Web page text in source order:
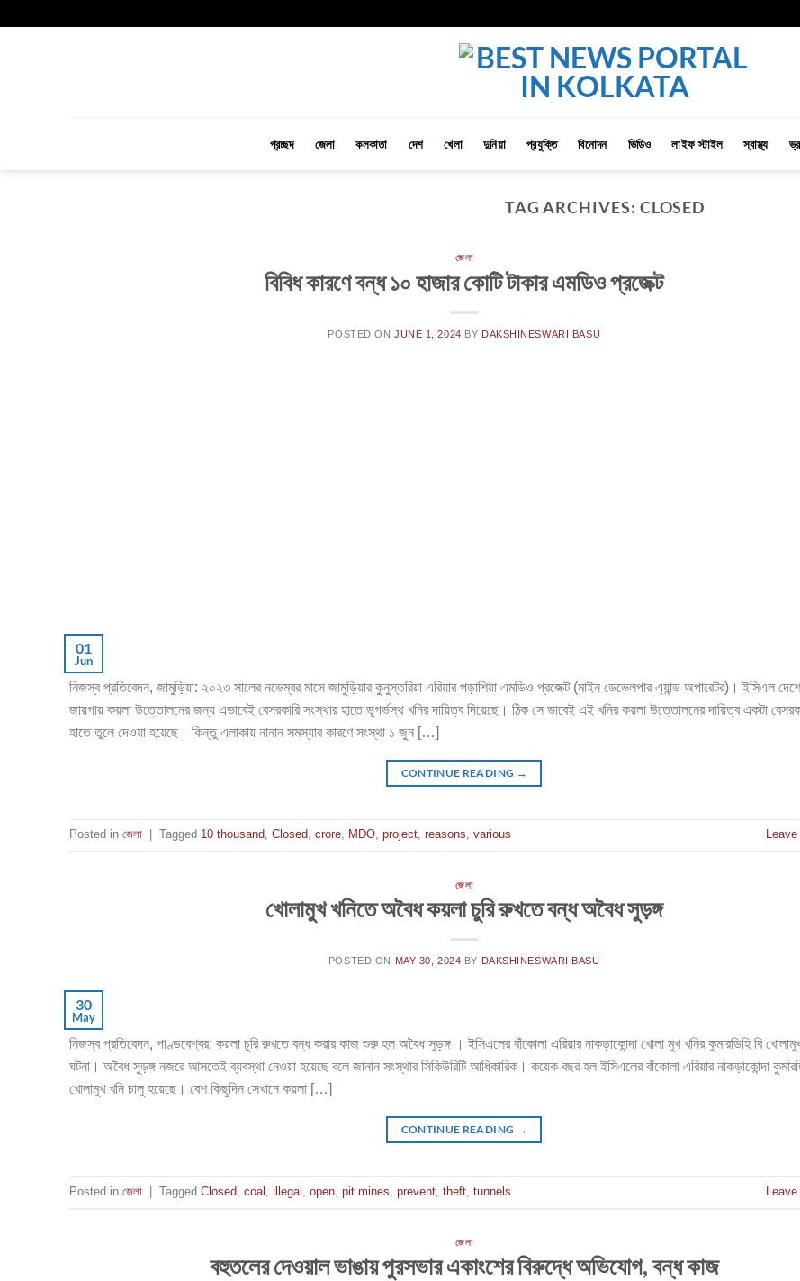
প্রচ্ছদ জেলা কলকাতা দেশ খেলা দুনিয়া প্রযুক্তি বিনোদন ভিডিও লাইফ স্টাইল স্বাস্থ্য
TAG ARCHIVES: CLOSED
জেলা
বিবিধ কারণে বন্ধ ১০ হাজার কোটি টাকার এমডিও প্রজেক্ট
POSTED ONJUNE 1, 2024 BY DAKSHINESWARI BASU
01
Jun
নিজস্ব প্রতিবেদন, জামুড়িয়া: ২০২৩ সালের নভেম্বর মাসে জামুড়িয়ার কুনুস্তরিয়া এরিয়ার পড়াশিয়া এমডিও প্রজেক্ট (মাইন ডেভেলপার এ্যান্ড অপারেটর)। ইসিএল
জায়গায় কয়লা উত্তোলনের জন্য এভাবেই বেসরকারি সংস্থার হাতে ভূগর্ভস্থ খনির দায়িত্ব দিয়েছে। ঠিক সে ভাবেই এই খনির কয়লা উত্তোলনের দায়িত্ব একটা
হাতে তুলে দেওয়া হয়েছে। কিন্তু এলাকায় নানান সমস্যার কারণে সংস্থা ১ জুন […]
CONTINUE READING →
Posted in জেলা Tagged 10 thousand, Closed, crore, MDO, project, reasons, various
জেলা
খোলামুখ খনিতে অবৈধ কয়লা চুরি রুখতে বন্ধ অবৈধ সুড়ঙ্গ
POSTED ON MAY 30, 2024 BY DAKSHINESWARI BASU
30
May
নিজস্ব প্রতিবেদন, পাণ্ডবেশ্বর: কয়লা চুরি রুখতে বন্ধ করার কাজ শুরু হল অবৈধ সুড়ঙ্গ । ইসিএলের বাঁকোলা এরিয়ার নাকড়াকোন্দা খোলা মুখ খনির কুমারডিহি বি
ঘটনা। অবৈধ সুড়ঙ্গ নজরে আসতেই ব্যবস্থা নেওয়া হয়েছে বলে জানান সংস্থার সিকিউরিটি আধিকারিক। কয়েক বছর হল ইসিএলের বাঁকোলা এরিয়ার নাকড়াকোন্দা
খোলামুখ খনি চালু হয়েছে। বেশ কিছুদিন সেখানে কয়লা […]
CONTINUE READING →
Posted in জেলা Tagged Closed coal illegal open pit mines prevent theft tunnels
জেলা
বহুতলের দেওয়াল ভাঙায় পুরসভার একাংশের বিরুদ্ধে অভিযোগ, বন্ধ কাজ